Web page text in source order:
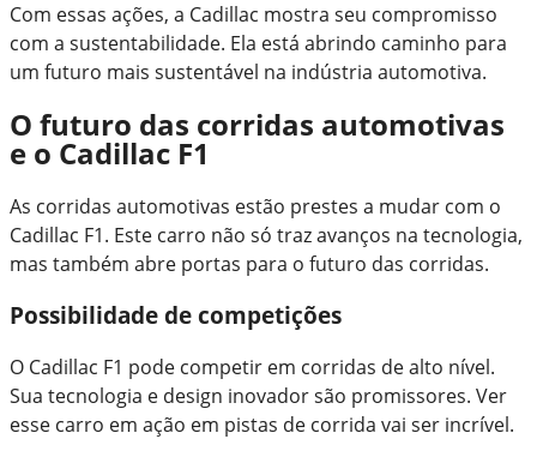
Com essas ações, a Cadillac mostra seu compromisso
com a sustentabilidade. Ela está abrindo caminho para
um futuro mais sustentável na indústria automotiva.
O futuro das corridas automotivas
e o Cadillac F1
As corridas automotivas estão prestes a mudar com o
Cadillac F1. Este carro não só traz avanços na tecnologia,
mas também abre portas para o futuro das corridas.
Possibilidade de competições
O Cadillac F1 pode competir em corridas de alto nível.
Sua tecnologia e design inovador são promissores. Ver
esse carro em ação em pistas de corrida vai ser incrível.